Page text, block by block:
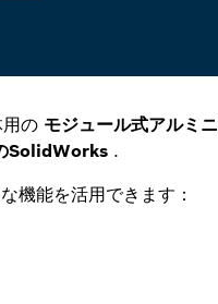
の モジュール式アルミ
SolidWorks.
機能を活用できます：